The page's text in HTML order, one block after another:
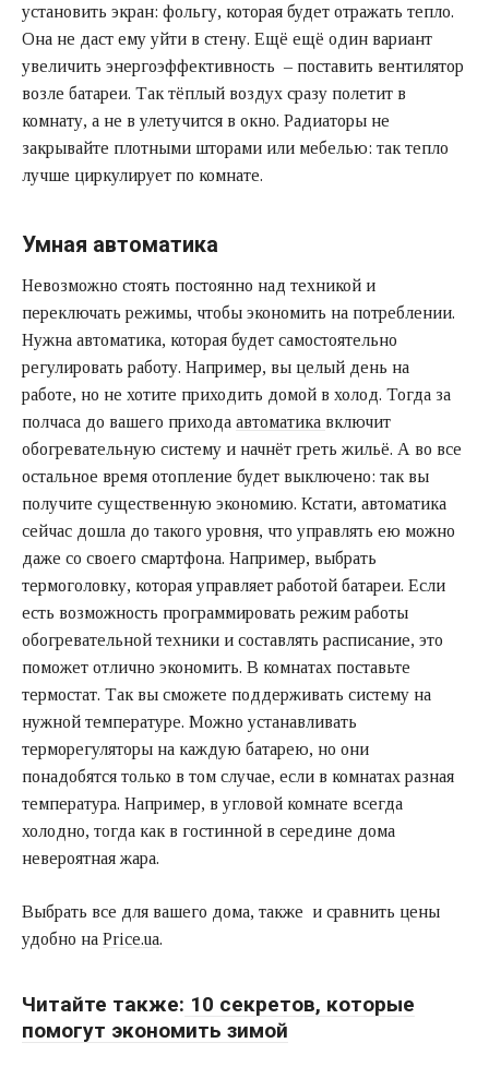
установить экран: фольгу, которая будет отражать тепло.
Она не даст ему уйти в стену. Ещё ещё один вариант
увеличить энергоэффективность – поставить вентилятор
возле батареи. Так тёплый воздух сразу полетит в
комнату, а не в улетучится в окно. Радиаторы не
закрывайте плотными шторами или мебелью: так тепло
лучше циркулирует по комнате.
Умная автоматика
Невозможно стоять постоянно над техникой и
переключать режимы, чтобы экономить на потреблении.
Нужна автоматика, которая будет самостоятельно
регулировать работу. Например, вы целый день на
работе, но не хотите приходить домой в холод. Тогда за
полчаса до вашего прихода автоматика включит
обогревательную систему и начнёт греть жильё. А во все
остальное время отопление будет выключено: так вы
получите существенную экономию. Кстати, автоматика
сейчас дошла до такого уровня, что управлять ею можно
даже со своего смартфона. Например, выбрать
термоголовку, которая управляет работой батареи. Если
есть возможность программировать режим работы
обогревательной техники и составлять расписание, это
поможет отлично экономить. В комнатах поставьте
термостат. Так вы сможете поддерживать систему на
нужной температуре. Можно устанавливать
терморегуляторы на каждую батарею, но они
понадобятся только в том случае, если в комнатах разная
температура. Например, в угловой комнате всегда
холодно, тогда как в гостинной в середине дома
невероятная жара.
Выбрать все для вашего дома, также и сравнить цены
удобно на Price.ua.
Читайте также: 10 секретов, которые
помогут экономить зимой